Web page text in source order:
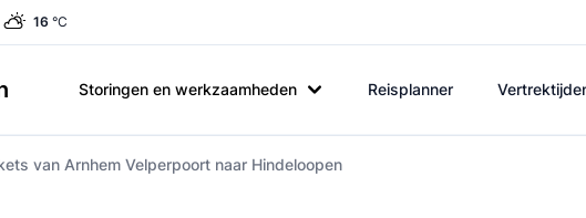
16 °C
Storingen en werkzaamheden Reisplanner
van Arnhem Velperpoort naar Hindeloopen